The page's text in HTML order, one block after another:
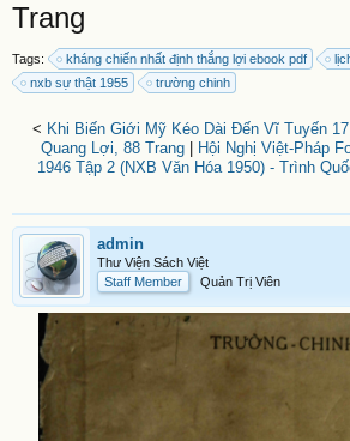
Trang
Tags: kháng chiến nhất định thắng lợi ebook pdf
nxb sự thật 1955
trường chinh
< Khi Biến Giới Mỹ Kéo Dài Đến Vĩ Tuyến
Quang Lợi, 88 Trang|
Hội Nghị Việt-Pháp
1946 Tập 2 (NXB Văn Hóa 1950) - Trình
admin
Thư Viện Sách Việt
Staff Member
Quản Trị Viên